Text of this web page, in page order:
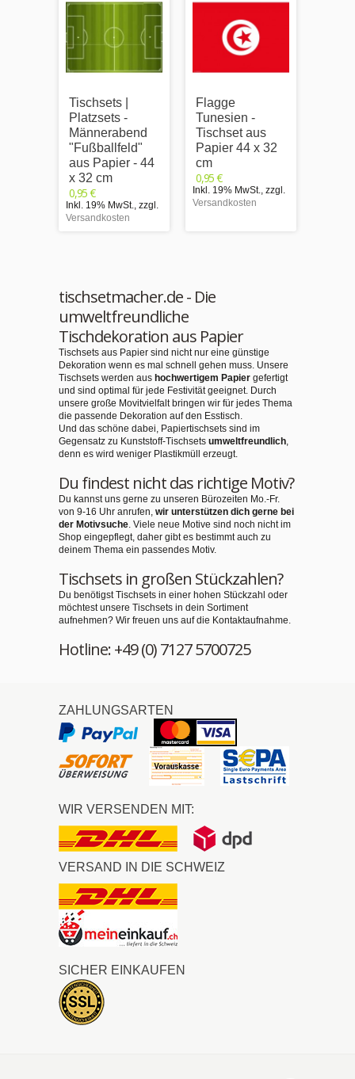
Tischsets |
Platzsets -
Männerabend
"Fußballfeld"
aus Papier - 44
x 32 cm
0,95 €
Inkl. 19% MwSt., zzgl.
Versandkosten
Flagge
Tunesien -
Tischset aus
Papier 44 x 32
cm
0,95 €
Inkl. 19% MwSt., zzgl.
Versandkosten
tischsetmacher.de - Die
umweltfreundliche
Tischdekoration aus Papier
Tischsets aus Papier sind nicht nur eine günstige
Dekoration wenn es mal schnell gehen muss. Unsere
Tischsets werden aus hochwertigem Papier gefertigt
und sind optimal für jede Festivität geeignet. Durch
unsere große Movitvielfalt bringen wir für jedes Thema
die passende Dekoration auf den Esstisch.
Und das schöne dabei, Papiertischsets sind im
Gegensatz zu Kunststoff-Tischsets umweltfreundlich,
denn es wird weniger Plastikmüll erzeugt.
Du findest nicht das richtige Motiv?
Du kannst uns gerne zu unseren Bürozeiten Mo.-Fr.
von 9-16 Uhr anrufen, wir unterstützen dich gerne bei
der Motivsuche. Viele neue Motive sind noch nicht im
Shop eingepflegt, daher gibt es bestimmt auch zu
deinem Thema ein passendes Motiv.
Tischsets in großen Stückzahlen?
Du benötigst Tischsets in einer hohen Stückzahl oder
möchtest unsere Tischsets in dein Sortiment
aufnehmen? Wir freuen uns auf die Kontaktaufnahme.
Hotline: +49 (0) 7127 5700725
ZAHLUNGSARTEN
WIR VERSENDEN MIT:
VERSAND IN DIE SCHWEIZ
SICHER EINKAUFEN